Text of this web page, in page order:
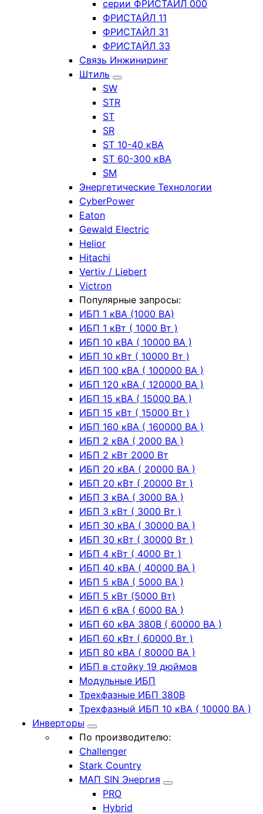
серии ФРИСТАЙЛ 000
ФРИСТАЙЛ 11
ФРИСТАЙЛ 31
ФРИСТАЙЛ 33
Связь Инжиниринг
Штиль
SW
STR
ST
SR
ST 10-40 кВА
ST 60-300 кВА
SM
Энергетические Технологии
CyberPower
Eaton
Gewald Electric
Helior
Hitachi
Vertiv / Liebert
Victron
Популярные запросы:
ИБП 1 кВА (1000 ВА)
ИБП 1 кВт ( 1000 Вт )
ИБП 10 кВА ( 10000 ВА )
ИБП 10 кВт ( 10000 Вт )
ИБП 100 кВА ( 100000 ВА )
ИБП 120 кВА ( 120000 ВА )
ИБП 15 кВА ( 15000 ВА )
ИБП 15 кВт ( 15000 Вт )
ИБП 160 кВА ( 160000 ВА )
ИБП 2 кВА ( 2000 ВА )
ИБП 2 кВт 2000 Вт
ИБП 20 кВА ( 20000 ВА )
ИБП 20 кВт ( 20000 Вт )
ИБП 3 кВА ( 3000 ВА )
ИБП 3 кВт ( 3000 Вт )
ИБП 30 кВА ( 30000 ВА )
ИБП 30 кВт ( 30000 Вт )
ИБП 4 кВт ( 4000 Вт )
ИБП 40 кВА ( 40000 ВА )
ИБП 5 кВА ( 5000 ВА )
ИБП 5 кВт (5000 Вт)
ИБП 6 кВА ( 6000 ВА )
ИБП 60 кВА 380В ( 60000 ВА )
ИБП 60 кВт ( 60000 Вт )
ИБП 80 кВА ( 80000 ВА )
ИБП в стойку 19 дюймов
Модульные ИБП
Трехфазные ИБП 380В
Трехфазный ИБП 10 кВА ( 10000 ВА )
Инверторы
По производителю:
Challenger
Stark Country
МАП SIN Энергия
PRO
Hybrid